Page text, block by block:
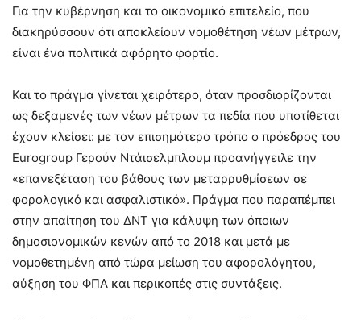
Για την κυβέρνηση και το οικονομικό επιτελείο, που
διακηρύσσουν ότι αποκλείουν νομοθέτηση νέων μέτρων,
είναι ένα πολιτικά αφόρητο φορτίο.
Και το πράγμα γίνεται χειρότερο, όταν προσδιορίζονται
ως δεξαμενές των νέων μέτρων τα πεδία που υποτίθεται
έχουν κλείσει: με τον επισημότερο τρόπο ο πρόεδρος του
Eurogroup Γερούν Ντάισελμπλουμ προανήγγειλε την
«επανεξέταση του βάθους των μεταρρυθμίσεων σε
φορολογικό και ασφαλιστικό». Πράγμα που παραπέμπει
στην απαίτηση του ΔΝΤ για κάλυψη των όποιων
δημοσιονομικών κενών από το 2018 και μετά με
νομοθετημένη από τώρα μείωση του αφορολόγητου,
αύξηση του ΦΠΑ και περικοπές στις συντάξεις.